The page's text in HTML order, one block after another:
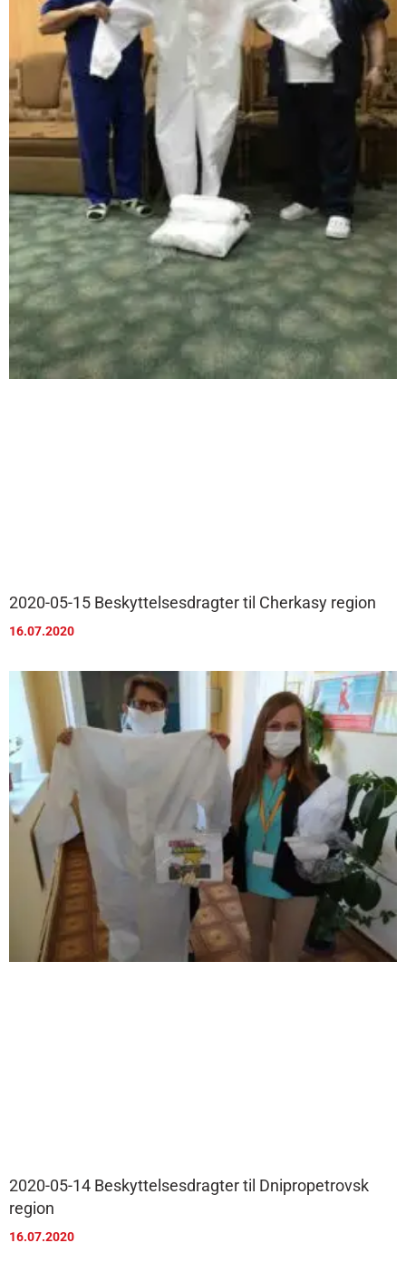
2020-05-15 Beskyttelsesdragter til Cherkasy region
16.07.2020
2020-05-14 Beskyttelsesdragter til Dnipropetrovsk
region
16.07.2020